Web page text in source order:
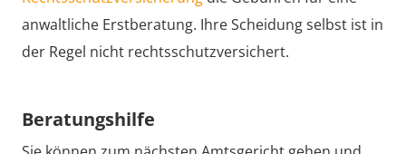
anwaltliche Erstberatung. Ihre Scheidung selbst ist in
der Regel nicht rechtsschutzversichert.
Beratungshilfe